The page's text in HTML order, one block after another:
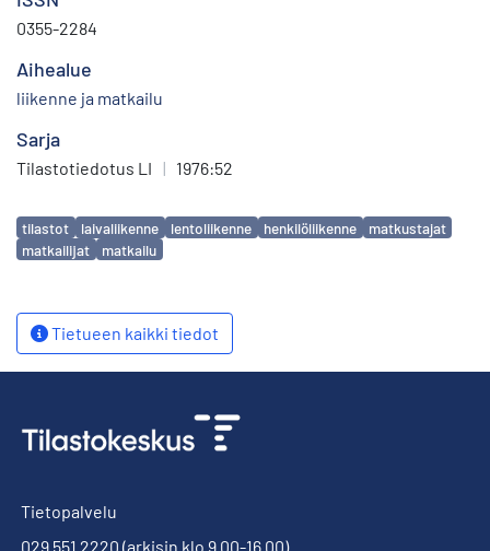
0355-2284
Aihealue
liikenne ja matkailu
Sarja
Tilastotiedotus LI | 1976:52
Avainsanat
tilastot laivaliikenne lentoliikenne henkilöliikenne
matkustajat
matkailijat
matkailu
Tietueen kaikki tiedot
Tietopalvelu
029 551 2220 (arkisin klo 9.00-16.00)